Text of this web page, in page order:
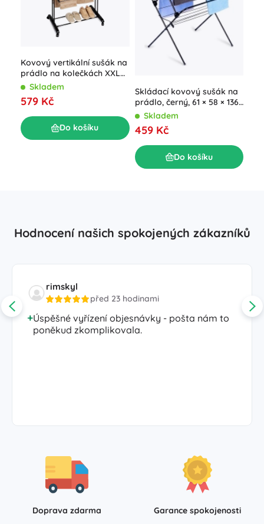
Kovový vertikální sušák na
prádlo na kolečkách XXL
74,5 × 64 × 225 cm
Skladem
579 Kč
Do košíku
Skládací kovový sušák na
prádlo, černý, 61 × 58 × 136
cmSkladem
459 Kč
Do košíku
Hodnocení našich spokojených zákazníků
rimskyl
před 23 hodinami
Úspěšné vyřízení objesnávky - pošta nám to
poněkud zkomplikovala.
Doprava zdarma
Garance spokojenosti